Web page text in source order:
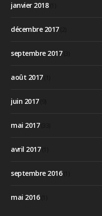
janvier 2018(1)
décembre 2017(2)
septembre 2017(3)
août 2017(1)
juin 2017(9)
mai 2017(33)
avril 2017(1)
septembre 2016(1)
mai 2016(1)